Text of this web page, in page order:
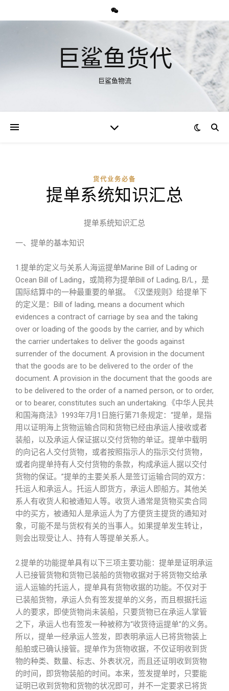
巨鲨鱼货代
巨鲨鱼物流
货代业务必备
提单系统知识汇总
提单系统知识汇总
一、提单的基本知识
1.提单的定义与关系人海运提单Marine Bill of Lading or
Ocean Bill of Lading，或简称为提单Bill of Lading, B/L，是
国际结算中的一种最重要的单据。《汉堡规则》给提单下
的定义是：Bill of lading, means a document which
evidences a contract of carriage by sea and the taking
over or loading of the goods by the carrier, and by which
the carrier undertakes to deliver the goods against
surrender of the document. A provision in the document
that the goods are to be delivered to the order of the
document. A provision in the document that the goods are
to be delivered to the order of a named person, or to order,
or to bearer, constitutes such an undertaking.《中华人民共
和国海商法》1993年7月1日施行第71条规定：“提单，是指
用以证明海上货物运输合同和货物已经由承运人接收或者
装船，以及承运人保证据以交付货物的单证。提单中载明
的向记名人交付货物，或者按照指示人的指示交付货物，
或者向提单持有人交付货物的条款，构成承运人据以交付
货物的保证。”提单的主要关系人是签订运输合同的双方：
托运人和承运人。托运人即货方，承运人即船方。其他关
系人有收货人和被通知人等。收货人通常是货物买卖合同
中的买方，被通知人是承运人为了方便货主提货的通知对
象，可能不是与货权有关的当事人。如果提单发生转让，
则会出现受让人、持有人等提单关系人。
2.提单的功能提单具有以下三项主要功能：提单是证明承运
人已接管货物和货物已装船的货物收据对于将货物交给承
运人运输的托运人，提单具有货物收据的功能。不仅对于
已装船货物，承运人负有签发提单的义务，而且根据托运
人的要求，即使货物尚未装船，只要货物已在承运人掌管
之下，承运人也有签发一种被称为“收货待运提单”的义务。
所以，提单一经承运人签发，即表明承运人已将货物装上
船舶或已确认接管。提单作为货物收据，不仅证明收到货
物的种类、数量、标志、外表状况，而且还证明收到货物
的时间，即货物装船的时间。本来，签发提单时，只要能
证明已收到货物和货物的状况即可，并不一定要求已将货